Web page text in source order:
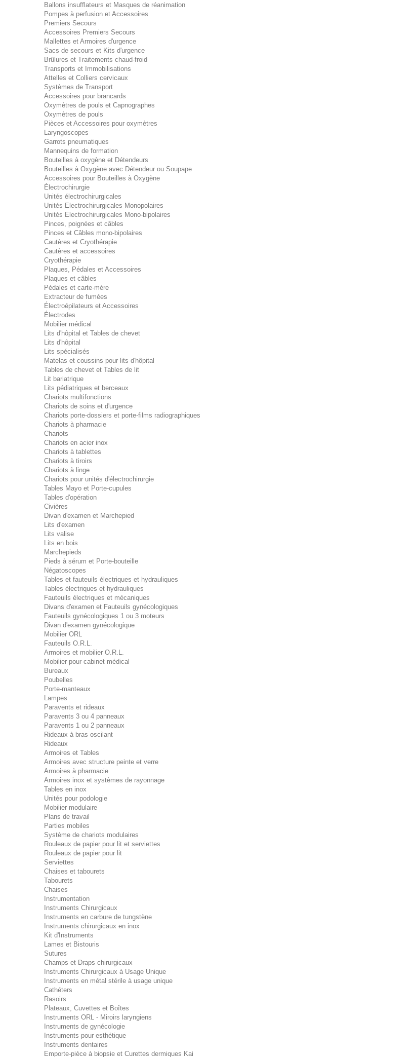
Ballons insufflateurs et Masques de réanimation
Pompes à perfusion et Accessoires
Premiers Secours
Accessoires Premiers Secours
Mallettes et Armoires d'urgence
Sacs de secours et Kits d'urgence
Brûlures et Traitements chaud-froid
Transports et Immobilisations
Attelles et Colliers cervicaux
Systèmes de Transport
Accessoires pour brancards
Oxymètres de pouls et Capnographes
Oxymètres de pouls
Pièces et Accessoires pour oxymètres
Laryngoscopes
Garrots pneumatiques
Mannequins de formation
Bouteilles à oxygène et Détendeurs
Bouteilles à Oxygène avec Détendeur ou Soupape
Accessoires pour Bouteilles à Oxygène
Électrochirurgie
Unités électrochirurgicales
Unités Electrochirurgicales Monopolaires
Unités Electrochirurgicales Mono-bipolaires
Pinces, poignées et câbles
Pinces et Câbles mono-bipolaires
Cautères et Cryothérapie
Cautères et accessoires
Cryothérapie
Plaques, Pédales et Accessoires
Plaques et câbles
Pédales et carte-mère
Extracteur de fumées
Électroépilateurs et Accessoires
Électrodes
Mobilier médical
Lits d'hôpital et Tables de chevet
Lits d'hôpital
Lits spécialisés
Matelas et coussins pour lits d'hôpital
Tables de chevet et Tables de lit
Lit bariatrique
Lits pédiatriques et berceaux
Chariots multifonctions
Chariots de soins et d'urgence
Chariots porte-dossiers et porte-films radiographiques
Chariots à pharmacie
Chariots
Chariots en acier inox
Chariots à tablettes
Chariots à tiroirs
Chariots à linge
Chariots pour unités d'électrochirurgie
Tables Mayo et Porte-cupules
Tables d'opération
Civières
Divan d'examen et Marchepied
Lits d'examen
Lits valise
Lits en bois
Marchepieds
Pieds à sérum et Porte-bouteille
Négatoscopes
Tables et fauteuils électriques et hydrauliques
Tables électriques et hydrauliques
Fauteuils électriques et mécaniques
Divans d'examen et Fauteuils gynécologiques
Fauteuils gynécologiques 1 ou 3 moteurs
Divan d'examen gynécologique
Mobilier ORL
Fauteuils O.R.L.
Armoires et mobilier O.R.L.
Mobilier pour cabinet médical
Bureaux
Poubelles
Porte-manteaux
Lampes
Paravents et rideaux
Paravents 3 ou 4 panneaux
Paravents 1 ou 2 panneaux
Rideaux à bras oscilant
Rideaux
Armoires et Tables
Armoires avec structure peinte et verre
Armoires à pharmacie
Armoires inox et systèmes de rayonnage
Tables en inox
Unités pour podologie
Mobilier modulaire
Plans de travail
Parties mobiles
Système de chariots modulaires
Rouleaux de papier pour lit et serviettes
Rouleaux de papier pour lit
Serviettes
Chaises et tabourets
Tabourets
Chaises
Instrumentation
Instruments Chirurgicaux
Instruments en carbure de tungstène
Instruments chirurgicaux en inox
Kit d'Instruments
Lames et Bistouris
Sutures
Champs et Draps chirurgicaux
Instruments Chirurgicaux à Usage Unique
Instruments en métal stérile à usage unique
Cathéters
Rasoirs
Plateaux, Cuvettes et Boîtes
Instruments ORL - Miroirs laryngiens
Instruments de gynécologie
Instruments pour esthétique
Instruments dentaires
Emporte-pièce à biopsie et Curettes dermiques Kai